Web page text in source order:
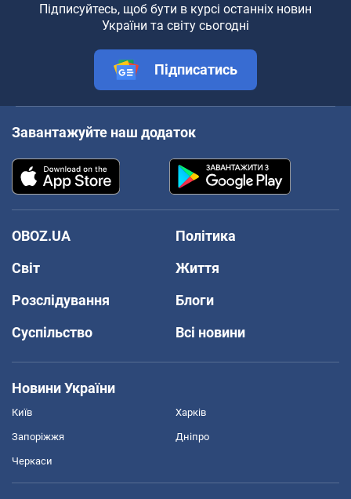
Підписуйтесь, щоб бути в курсі останніх новин
України та світу сьогодні
Підписатись
Завантажуйте наш додаток
OBOZ.UA
Політика
Світ
Життя
Розслідування
Блоги
Суспільство
Всі новини
Новини України
Київ Харків
Запоріжжя Дніпро
Черкаси